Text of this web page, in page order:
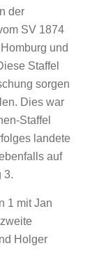
der
SV 1874
und
Staffel
sorgen
Dies war
Staffel
landete
auf
3.
1 mit Jan
Holger